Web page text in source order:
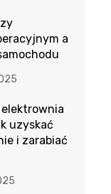
a
uzyskać
i zarabiać